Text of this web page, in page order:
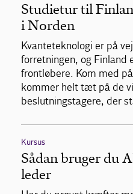
Studietur til
i Norden
Kvanteteknologi er på
forretningen, og Finland
frontløbere. Kom med
kommer helt tæt på de
beslutningstagere, der
Kursus
Sådan bruger du
leder